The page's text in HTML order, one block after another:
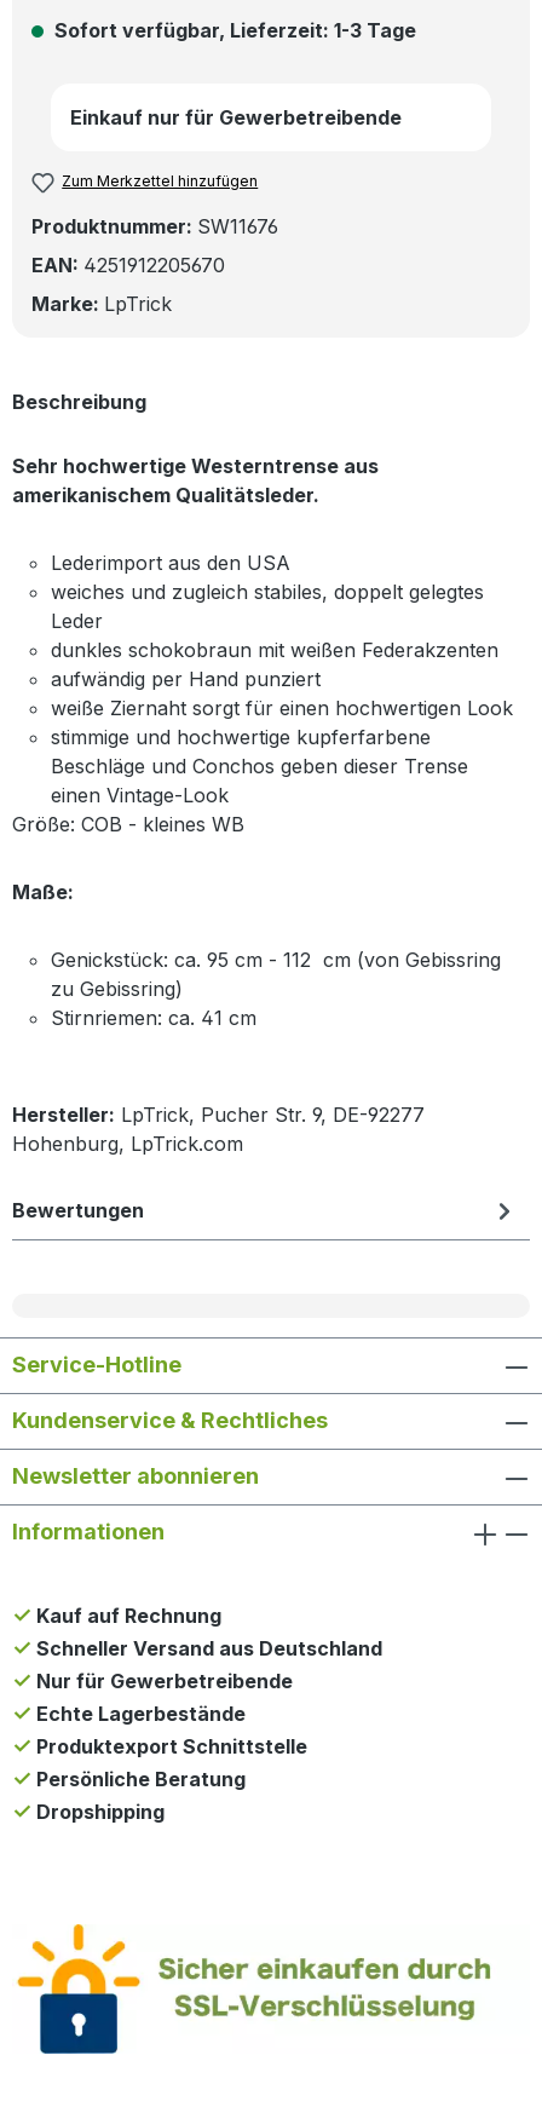
Sofort verfügbar, Lieferzeit: 1-3 Tage
Einkauf nur für Gewerbetreibende
Zum Merkzettel hinzufügen
Produktnummer: SW11676
EAN: 4251912205670
Marke: LpTrick
Beschreibung
Sehr hochwertige Westerntrense aus
amerikanischem Qualitätsleder.
Lederimport aus den USA
weiches und zugleich stabiles, doppelt gelegtes
Leder
dunkles schokobraun mit weißen Federakzenten
aufwändig per Hand punziert
weiße Ziernaht sorgt für einen hochwertigen Look
stimmige und hochwertige kupferfarbene
Beschläge und Conchos geben dieser Trense
einen Vintage-Look
Größe: COB - kleines WB
Maße:
Genickstück: ca. 95 cm - 112 cm (von Gebissring
zu Gebissring)
Stirnriemen: ca. 41 cm
Hersteller: LpTrick, Pucher Str. 9, DE-92277
Hohenburg, LpTrick.com
Bewertungen
Service-Hotline
Kundenservice & Rechtliches
Newsletter abonnieren
Informationen
Kauf auf Rechnung
Schneller Versand aus Deutschland
Nur für Gewerbetreibende
Echte Lagerbestände
Produktexport Schnittstelle
Persönliche Beratung
Dropshipping